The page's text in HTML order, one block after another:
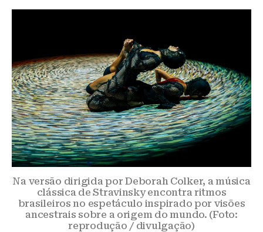
Na versão dirigida por Deborah Colker, a música
clássica de Stravinsky encontra ritmos
brasileiros no espetáculo inspirado por visões
ancestrais sobre a origem do mundo. (Foto:
reprodução / divulgação)